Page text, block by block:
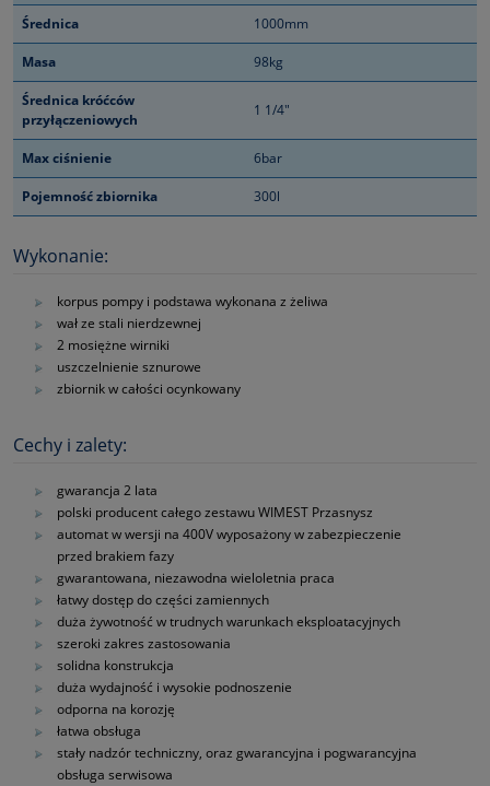
Średnica 1000mm
Masa 98kg
Średnica króćców
przyłączeniowych
1 1/4"
Max ciśnienie 6bar
Pojemność zbiornika 300l
Wykonanie:
korpus pompy i podstawa wykonana z żeliwa
wał ze stali nierdzewnej
2 mosiężne wirniki
uszczelnienie sznurowe
zbiornik w całości ocynkowany
Cechy i zalety:
gwarancja 2 lata
polski producent całego zestawu WIMEST Przasnysz
automat w wersji na 400V wyposażony w zabezpieczenie
przed brakiem fazy
gwarantowana, niezawodna wieloletnia praca
łatwy dostęp do części zamiennych
duża żywotność w trudnych warunkach eksploatacyjnych
szeroki zakres zastosowania
solidna konstrukcja
duża wydajność i wysokie podnoszenie
odporna na korozję
łatwa obsługa
stały nadzór techniczny, oraz gwarancyjna i pogwarancyjna
obsługa serwisowa